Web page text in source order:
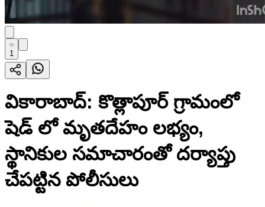
1
వికారాబాద్: కొత్లాపూర్ గ్రామంలో
షెడ్ లో మృతదేహం లభ్యం,
స్థానికుల సమాచారంతో దర్యాప్తు
చేపట్టిన పోలీసులు